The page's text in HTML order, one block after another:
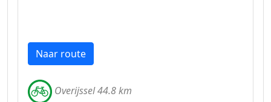
Naar route
Overijssel 44.8 km